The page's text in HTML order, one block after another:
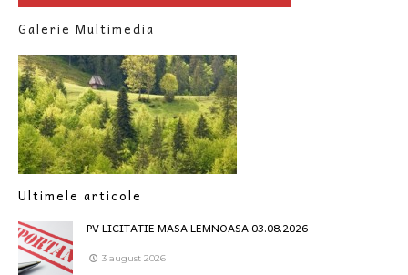
Galerie Multimedia
Ultimele articole
PV LICITATIE MASA LEMNOASA 03.08.2026
3 august 2026